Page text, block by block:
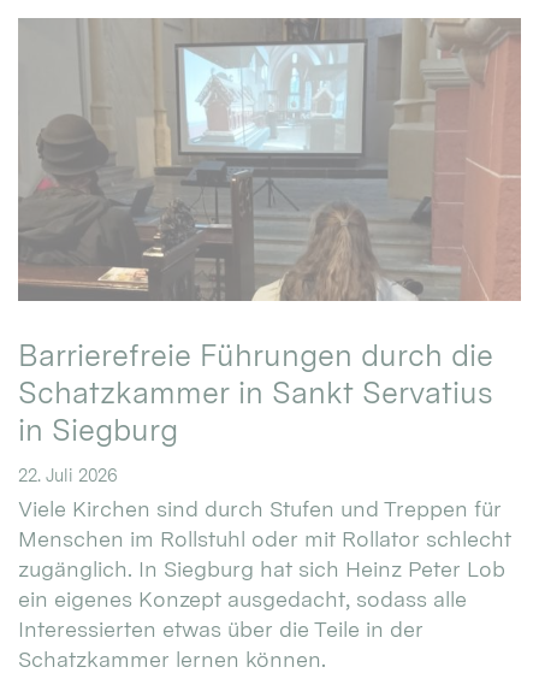
Barrierefreie Führungen durch die
Schatzkammer in Sankt Servatius
in Siegburg
22. Juli 2026
Viele Kirchen sind durch Stufen und Treppen für
Menschen im Rollstuhl oder mit Rollator schlecht
zugänglich. In Siegburg hat sich Heinz Peter Lob
ein eigenes Konzept ausgedacht, sodass alle
Interessierten etwas über die Teile in der
Schatzkammer lernen können.